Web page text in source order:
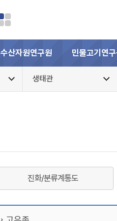
수산자원연구원 민물고기연구
생태관
진화/분류계통도